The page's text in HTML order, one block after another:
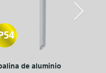
de aluminio